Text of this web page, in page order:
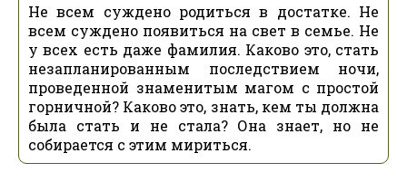
Не всем суждено родиться в достатке. Не
всем суждено появиться на свет в семье. Не
у всех есть даже фамилия. Каково это, стать
незапланированным последствием ночи,
проведенной знаменитым магом с простой
горничной? Каково это, знать, кем ты должна
была стать и не стала? Она знает, но не
собирается с этим мириться.